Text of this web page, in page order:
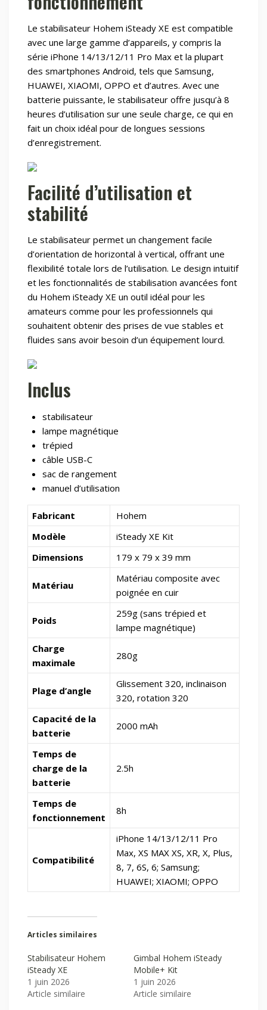
Le stabilisateur Hohem iSteady XE est compatible
avec une large gamme d’appareils, y compris la
série iPhone 14/13/12/11 Pro Max et la plupart
des smartphones Android, tels que Samsung,
HUAWEI, XIAOMI, OPPO et d’autres. Avec une
batterie puissante, le stabilisateur offre jusqu’à 8
heures d’utilisation sur une seule charge, ce qui en
fait un choix idéal pour de longues sessions
d’enregistrement.
Facilité d’utilisation et
stabilité
Le stabilisateur permet un changement facile
d’orientation de horizontal à vertical, offrant une
flexibilité totale lors de l’utilisation. Le design intuitif
et les fonctionnalités de stabilisation avancées font
du Hohem iSteady XE un outil idéal pour les
amateurs comme pour les professionnels qui
souhaitent obtenir des prises de vue stables et
fluides sans avoir besoin d’un équipement lourd.
Inclus
stabilisateur
lampe magnétique
trépied
câble USB-C
sac de rangement
manuel d’utilisation
Fabricant
Hohem
Modèle
iSteady XE Kit
Dimensions
179 x 79 x 39 mm
Matériau
Matériau composite avec
poignée en cuir
Poids
259g (sans trépied et
lampe magnétique)
Charge
maximale
280g
Plage d’angle
Glissement 320, inclinaison
320, rotation 320
Capacité de la
batterie
2000 mAh
Temps de
charge de la
batterie
2.5h
Temps de
fonctionnement
8h
Compatibilité
iPhone 14/13/12/11 Pro
Max, XS MAX XS, XR, X, Plus,
8, 7, 6S, 6; Samsung;
HUAWEI; XIAOMI; OPPO
Articles similaires
Stabilisateur Hohem
iSteady XE
1 juin 2026
Article similaire
Gimbal Hohem iSteady
Mobile+ Kit
1 juin 2026
Article similaire